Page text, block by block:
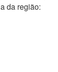
da região: